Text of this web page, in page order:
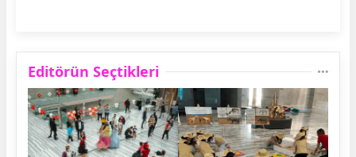
Editörün Seçtikleri